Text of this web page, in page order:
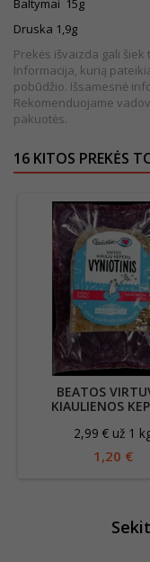
Baltymai 15g
Druska 1,9g
Prekės išvaizda gali
Informacija, kurią
pobūdžio. Išsamesnė
Rekomenduojame
pakuotės.
16 KITOS PREKĖS
BEATOS
KIAULIENOS
~400G
2,99 € už 1
1,20 €